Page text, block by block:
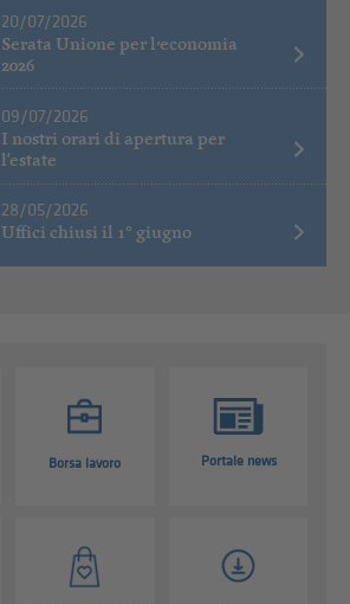
20/07/2026
Serata Unione per l’economia
2026
09/07/2026
I nostri orari di apertura per
l'estate
28/05/2026
Uffici chiusi il 1° giugno
Borsa lavoro Portale news